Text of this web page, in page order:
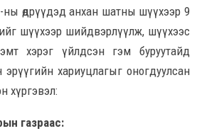
ны өдрүүдэд анхан шатны шүүхээр 9
шүүхээр шийдвэрлүүлж, шүүхээс
хэрэг үйлдсэн гэм буруутайд
хариуцлагыг оногдуулсан
хүргэвэл:
газраас: